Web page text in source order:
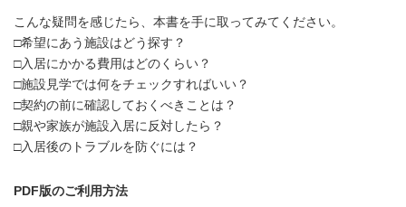
こんな疑問を感じたら、本書を手に取ってみてください。
□希望にあう施設はどう探す？
□入居にかかる費用はどのくらい？
□施設見学では何をチェックすればいい？
□契約の前に確認しておくべきことは？
□親や家族が施設入居に反対したら？
□入居後のトラブルを防ぐには？
PDF版のご利用方法